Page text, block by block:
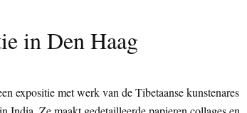
in Den Haag
expositie met werk van de Tibetaanse kunstenares